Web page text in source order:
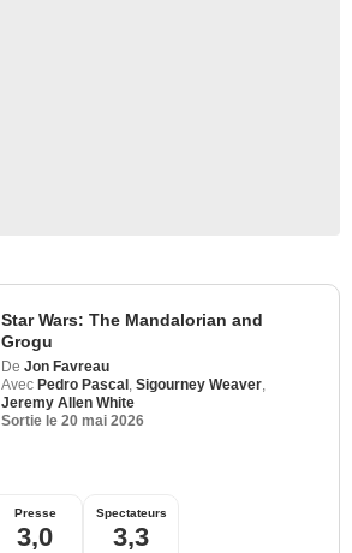
Star Wars: The Mandalorian and
Grogu
De Jon Favreau
Avec Pedro Pascal Sigourney Weaver
Jeremy Allen White
Sortie le 20 mai 2026
Presse
3,0
Spectateurs
3,3